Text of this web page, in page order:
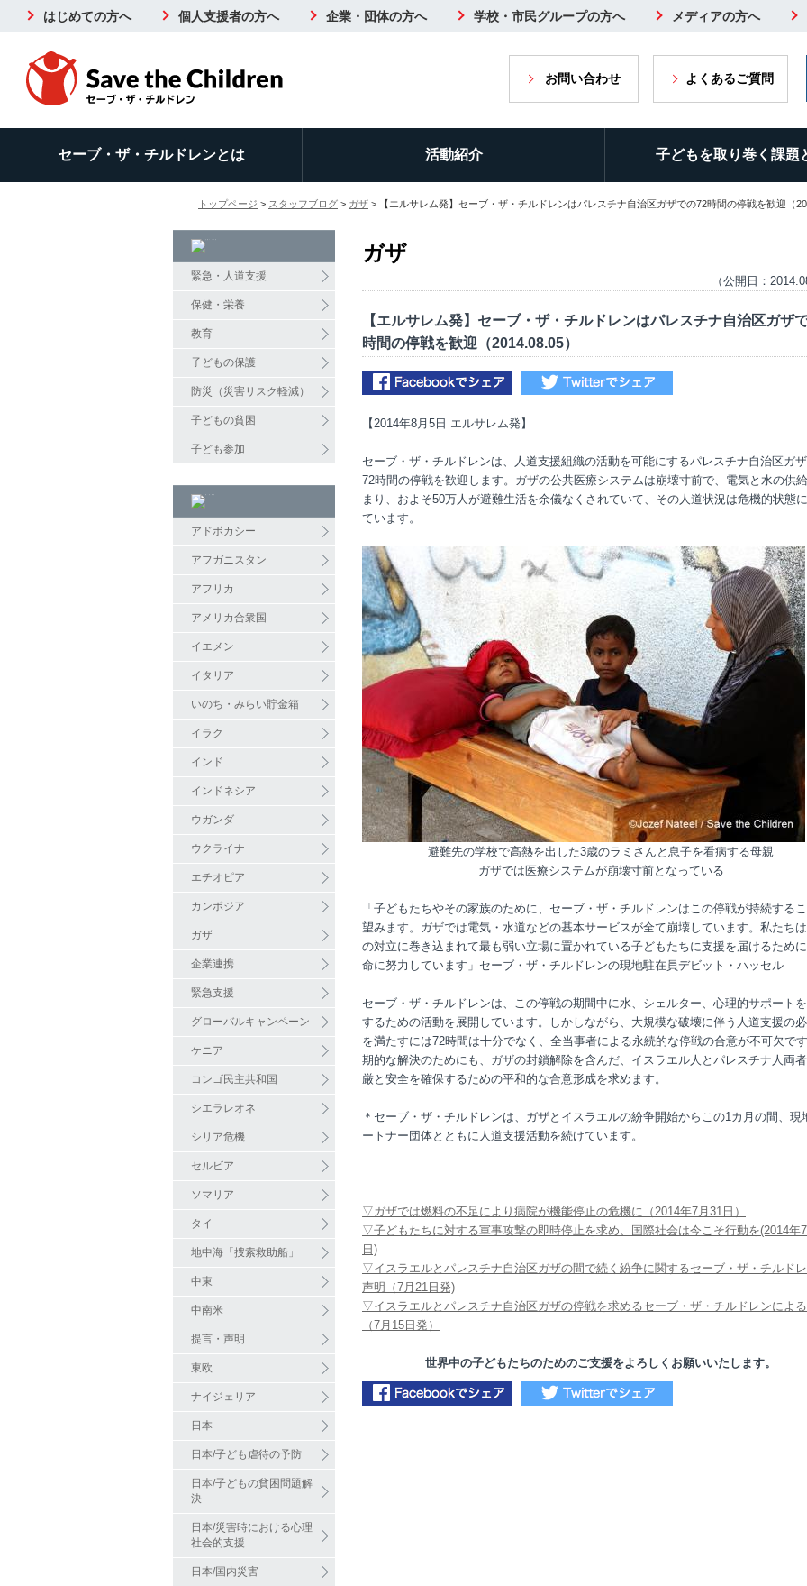
はじめての方へ 個人支援者の方へ 企業・団体の方へ 学校・市民グループの方へ メディアの方へ
お問い合わせ よくあるご質問
セーブ・ザ・チルドレンとは 活動紹介 子どもを取り巻く課題
トップページ > スタッフブログ > ガザ > 【エルサレム発】セーブ・ザ・チルドレンはパレスチナ自治区ガザでの72時間の停戦を歓迎（
緊急・人道支援
保健・栄養
教育
子どもの保護
防災（災害リスク軽減）
子どもの貧困
子ども参加
アドボカシー
アフガニスタン
アフリカ
アメリカ合衆国
イエメン
イタリア
いのち・みらい貯金箱
イラク
インド
インドネシア
ウガンダ
ウクライナ
エチオピア
カンボジア
ガザ
企業連携
緊急支援
グローバルキャンペーン
ケニア
コンゴ民主共和国
シエラレオネ
シリア危機
セルビア
ソマリア
タイ
地中海「捜索救助船」
中東
中南米
提言・声明
東欧
ナイジェリア
日本
日本/子ども虐待の予防
日本/子どもの貧困問題解
決
日本/災害時における心理
社会的支援
日本/国内災害
ガザ
（公開日：
【エルサレム発】セーブ・ザ・チルドレンはパレスチナ自治区ガザ
時間の停戦を歓迎（2014.08.05）
【2014年8月5日 エルサレム発】
セーブ・ザ・チルドレンは、人道支援組織の活動を可能にするパレスチナ自治区ガ
72時間の停戦を歓迎します。ガザの公共医療システムは崩壊寸前で、電気と水の供
まり、およそ50万人が避難生活を余儀なくされていて、その人道状況は危機的状態
ています。
避難先の学校で高熱を出した3歳のラミさんと息子を看病する母親
ガザでは医療システムが崩壊寸前となっている
「子どもたちやその家族のために、セーブ・ザ・チルドレンはこの停戦が持続する
望みます。ガザでは電気・水道などの基本サービスが全て崩壊しています。私たち
の対立に巻き込まれて最も弱い立場に置かれている子どもたちに支援を届けるため
命に努力しています」セーブ・ザ・チルドレンの現地駐在員デビット・ハッセル
セーブ・ザ・チルドレンは、この停戦の期間中に水、シェルター、心理的サポート
するための活動を展開しています。しかしながら、大規模な破壊に伴う人道支援の
を満たすには72時間は十分でなく、全当事者による永続的な停戦の合意が不可欠で
期的な解決のためにも、ガザの封鎖解除を含んだ、イスラエル人とパレスチナ人両
厳と安全を確保するための平和的な合意形成を求めます。
＊セーブ・ザ・チルドレンは、ガザとイスラエルの紛争開始からこの1カ月の間、現
ートナー団体とともに人道支援活動を続けています。
▽ガザでは燃料の不足により病院が機能停止の危機に（2014年7月31日）
▽子どもたちに対する軍事攻撃の即時停止を求め、国際社会は今こそ行動を(2014年
日)
▽イスラエルとパレスチナ自治区ガザの間で続く紛争に関するセーブ・ザ・チルド
声明（7月21日発)
▽イスラエルとパレスチナ自治区ガザの停戦を求めるセーブ・ザ・チルドレンによ
（7月15日発）
世界中の子どもたちのためのご支援をよろしくお願いいたします。